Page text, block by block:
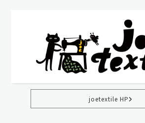
joetextile HP